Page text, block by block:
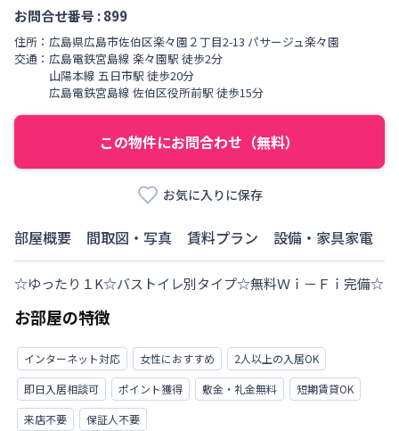
お問合せ番号 :899
住所： 広島県広島市佐伯区楽々園 ２丁目2-13 パサージュ楽々園
交通： 広島電鉄宮島線 楽々園駅 徒歩2分
山陽本線 五日市駅 徒歩20分
広島電鉄宮島線 佐伯区役所前駅 徒歩15分
この物件にお問合わせ（無料）
お気に入りに保存
部屋概要 間取図・写真 賃料プラン 設備・家具家電
☆ゆったり１K☆バストイレ別タイプ☆無料Ｗｉ－Ｆｉ完備☆
お部屋の特徴
インターネット対応 女性におすすめ
2人以上の入居OK
即日入居相談可
ポイント獲得 敷金・礼金無料
短期賃貸OK
来店不要
保証人不要